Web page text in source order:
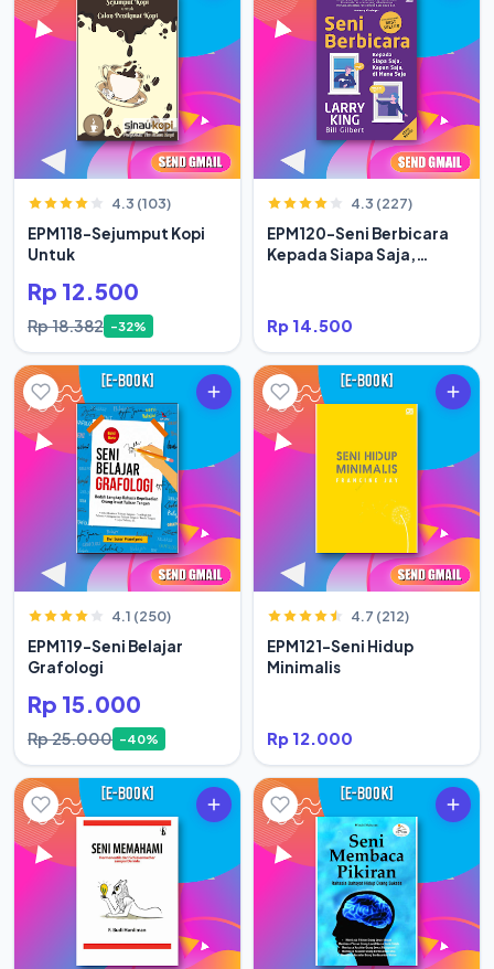
4.3 (103)
EPM118-Sejumput Kopi
Untuk
Rp 12.500
Rp 18.382 -32%
4.3 (227)
EPM120-Seni Berbicara
Kepada Siapa Saja,
Rp 14.500
4.1 (250)
EPM119-Seni Belajar
Grafologi
Rp 15.000
Rp 25.000 -40%
4.7 (212)
EPM121-Seni Hidup
Minimalis
Rp 12.000